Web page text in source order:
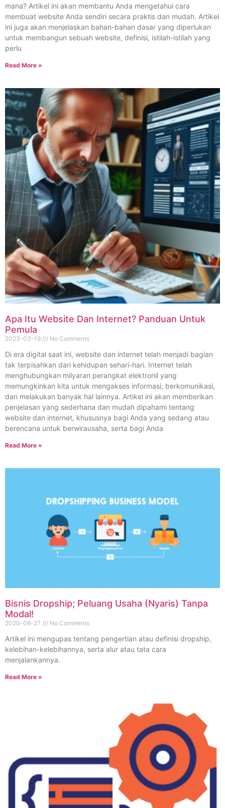
mana? Artikel ini akan membantu Anda mengetahui cara
membuat website Anda sendiri secara praktis dan mudah. Artikel
ini juga akan menjelaskan bahan-bahan dasar yang diperlukan
untuk membangun sebuah website, definisi, istilah-istilah yang
perlu
Read More »
Apa Itu Website Dan Internet? Panduan Untuk
Pemula
2023-03-19 No Comments
Di era digital saat ini, website dan internet telah menjadi bagian
tak terpisahkan dari kehidupan sehari-hari. Internet telah
menghubungkan milyaran perangkat elektronil yang
memungkinkan kita untuk mengakses informasi, berkomunikasi,
dan melakukan banyak hal lainnya. Artikel ini akan memberikan
penjelasan yang sederhana dan mudah dipahami tentang
website dan internet, khususnya bagi Anda yang sedang atau
berencana untuk berwirausaha, serta bagi Anda
Read More »
Bisnis Dropship; Peluang Usaha (Nyaris) Tanpa
Modal!
2020-06-27 No Comments
Artikel ini mengupas tentang pengertian atau definisi dropship,
kelebihan-kelebihannya, serta alur atau tata cara
menjalankannya.
Read More »